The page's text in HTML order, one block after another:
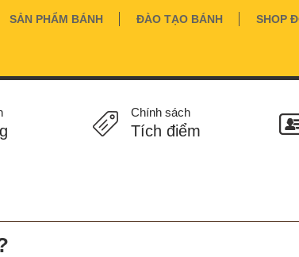
SẢN PHẨM BÁNH ĐÀO TẠO BÁNH SHOP
Chính sách
Tích điểm